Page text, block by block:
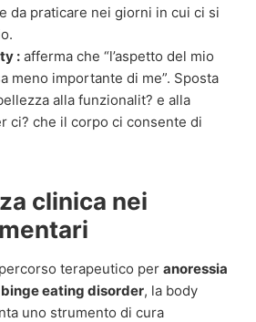
da praticare nei giorni in cui ci si
: afferma che “l’aspetto del mio
meno importante di me”. Sposta
alla funzionalit? e alla
ci? che il corpo ci consente di
clinica nei
terapeutico per anoressia
binge eating disorder, la body
uno strumento di cura